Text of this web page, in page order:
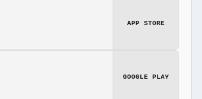
APP STORE
GOOGLE PLAY